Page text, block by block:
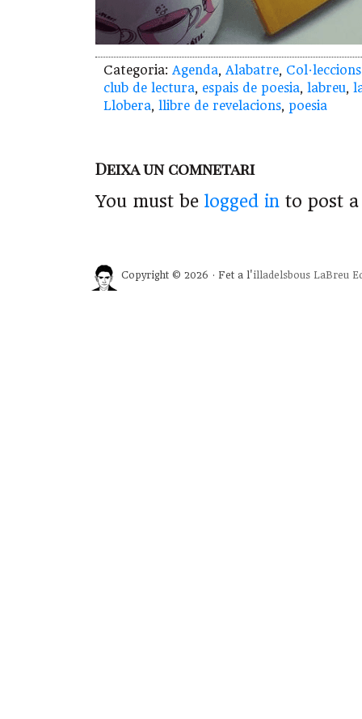
Categoria: Agenda, Alabatre, Col·leccions
club de lectura, espais de poesia, labreu,
Llobera, llibre de revelacions, poesia
Deixa un comnetari
You must be logged in to post
Copyright © 2026 · Fet a l'illadelsbous LaBreu